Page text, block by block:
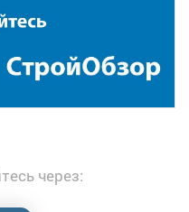
через: